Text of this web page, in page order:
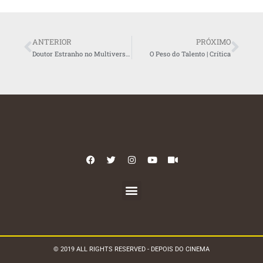
ANTERIOR PRÓXIMO
O Peso do Talento | Crítica
© 2019 ALL RIGHTS RESERVED - DEPOIS DO CINEMA